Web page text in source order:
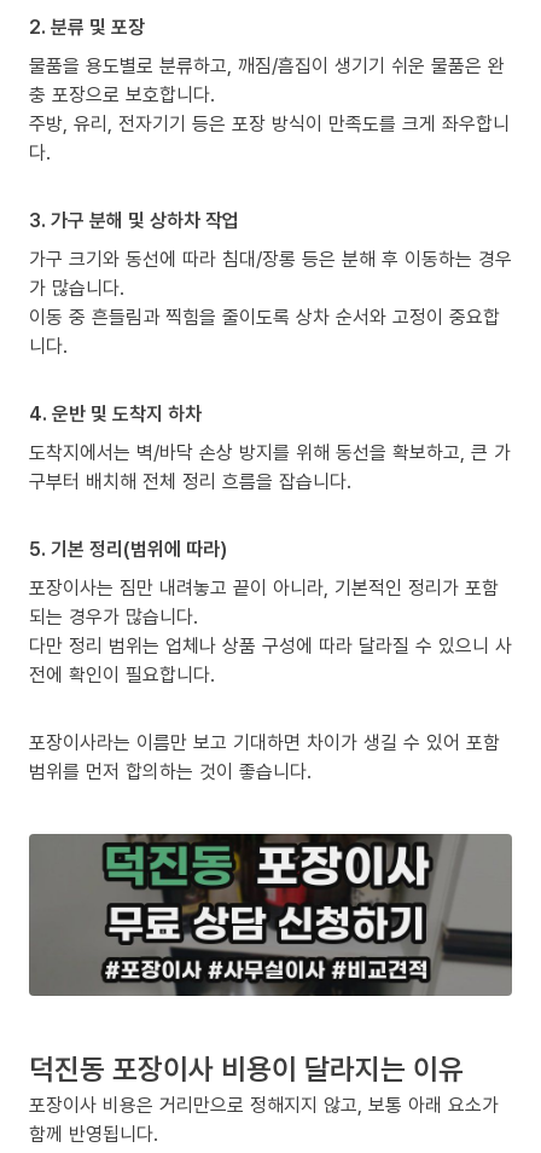
2. 분류 및 포장
물품을 용도별로 분류하고, 깨짐/흠집이 생기기 쉬운 물품은 완
충 포장으로 보호합니다.
주방, 유리, 전자기기 등은 포장 방식이 만족도를 크게 좌우합니
다.
3. 가구 분해 및 상하차 작업
가구 크기와 동선에 따라 침대/장롱 등은 분해 후 이동하는 경우
가 많습니다.
이동 중 흔들림과 찍힘을 줄이도록 상차 순서와 고정이 중요합
니다.
4. 운반 및 도착지 하차
도착지에서는 벽/바닥 손상 방지를 위해 동선을 확보하고, 큰 가
구부터 배치해 전체 정리 흐름을 잡습니다.
5. 기본 정리(범위에 따라)
포장이사는 짐만 내려놓고 끝이 아니라, 기본적인 정리가 포함
되는 경우가 많습니다.
다만 정리 범위는 업체나 상품 구성에 따라 달라질 수 있으니 사
전에 확인이 필요합니다.
포장이사라는 이름만 보고 기대하면 차이가 생길 수 있어 포함
범위를 먼저 합의하는 것이 좋습니다.
덕진동 포장이사 비용이 달라지는 이유
포장이사 비용은 거리만으로 정해지지 않고, 보통 아래 요소가
함께 반영됩니다.